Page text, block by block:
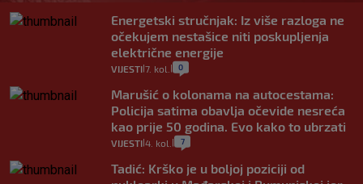
Energetski stručnjak: Iz više razloga ne
očekujem nestašice niti poskupljenja
električne energije
VIJESTI 7. kol. 0
Marušić o kolonama na autocestama:
Policija satima obavlja očevide nesreća
kao prije 50 godina. Evo kako to ubrzati
VIJESTI 4. kol. 7
Tadić: Krško je u boljoj poziciji od